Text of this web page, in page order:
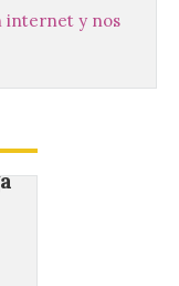
internet y nos